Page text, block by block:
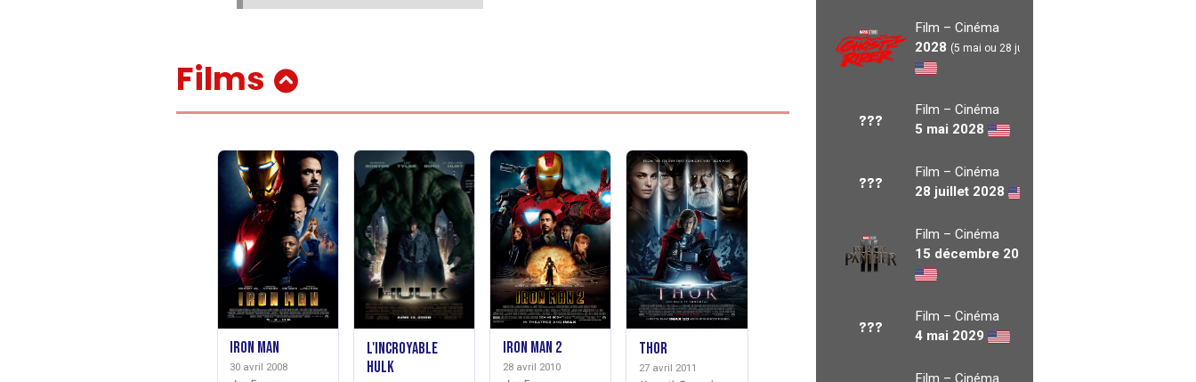
Films
Iron Man
30 avril 2008
L'Incroyable
Hulk
Iron Man 2
28 avril 2010
Thor
27 avril 2011
Film – Cinéma
2028 (5 mai ou 28 juil.)
???
Film – Cinéma
5 mai 2028
???
Film – Cinéma
28 juillet 2028
Film – Cinéma
15 décembre 2028
???
Film – Cinéma
4 mai 2029
Film – Cinéma